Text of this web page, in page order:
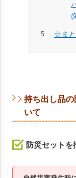
☆ま
持ち出し品
いて
防災セット